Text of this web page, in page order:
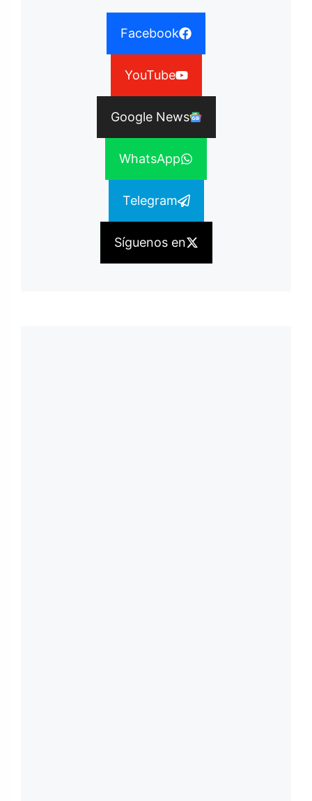
Facebook
YouTube
Google News
WhatsApp
Telegram
Síguenos en